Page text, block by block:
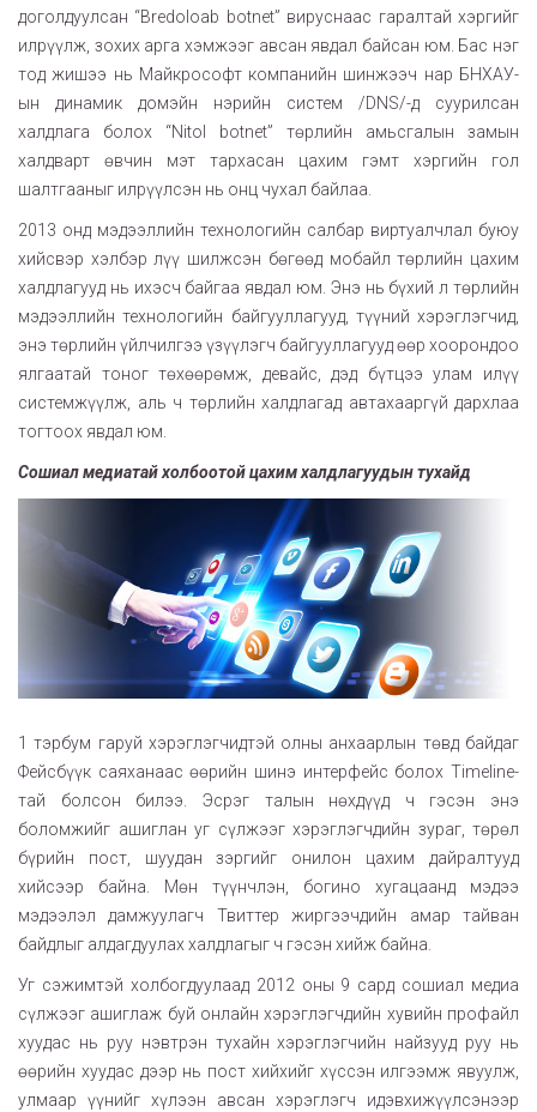
доголдуулсан “Bredoloab botnet” вируснаас гаралтай хэргийг
илрүүлж, зохих арга хэмжээг авсан явдал байсан юм. Бас нэг
тод жишээ нь Майкрософт компанийн шинжээч нар БНХАУ-
ын динамик домэйн нэрийн систем /DNS/-д суурилсан
халдлага болох “Nitol botnet” төрлийн амьсгалын замын
халдварт өвчин мэт тархасан цахим гэмт хэргийн гол
шалтгааныг илрүүлсэн нь онц чухал байлаа.
2013 онд мэдээллийн технологийн салбар виртуалчлал буюу
хийсвэр хэлбэр лүү шилжсэн бөгөөд мобайл төрлийн цахим
халдлагууд нь ихэсч байгаа явдал юм. Энэ нь бүхий л төрлийн
мэдээллийн технологийн байгууллагууд, түүний хэрэглэгчид,
энэ төрлийн үйлчилгээ үзүүлэгч байгууллагууд өөр хоорондоо
ялгаатай тоног төхөөрөмж, девайс, дэд бүтцээ улам илүү
системжүүлж, аль ч төрлийн халдлагад автахааргүй дархлаа
тогтоох явдал юм.
Сошиал медиатай холбоотой цахим халдлагуудын тухайд
1 тэрбум гаруй хэрэглэгчидтэй олны анхаарлын төвд байдаг
Фейсбүүк саяханаас өөрийн шинэ интерфейс болох Timeline-
тай болсон билээ. Эсрэг талын нөхдүүд ч гэсэн энэ
боломжийг ашиглан уг сүлжээг хэрэглэгчдийн зураг, төрөл
бүрийн пост, шуудан зэргийг онилон цахим дайралтууд
хийсээр байна. Мөн түүнчлэн, богино хугацаанд мэдээ
мэдээлэл дамжуулагч Твиттер жиргээчдийн амар тайван
байдлыг алдагдуулах халдлагыг ч гэсэн хийж байна.
Уг сэжимтэй холбогдуулаад 2012 оны 9 сард сошиал медиа
сүлжээг ашиглаж буй онлайн хэрэглэгчдийн хувийн профайл
хуудас нь руу нэвтрэн тухайн хэрэглэгчийн найзууд руу нь
өөрийн хуудас дээр нь пост хийхийг хүссэн илгээмж явуулж,
улмаар үүнийг хүлээн авсан хэрэглэгч идэвхижүүлсэнээр